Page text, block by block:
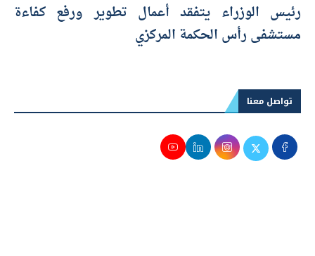
رئيس الوزراء يتفقد أعمال تطوير ورفع كفاءة
مستشفى رأس الحكمة المركزي
تواصل معنا